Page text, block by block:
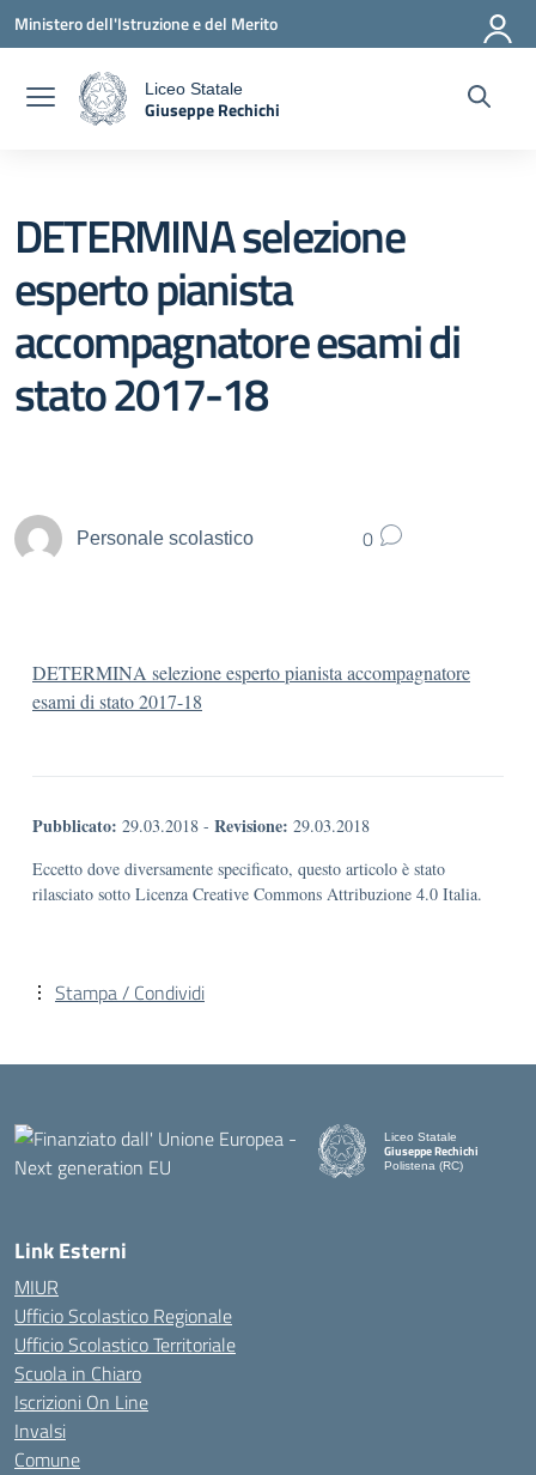
Vai ai contenuti
Vai al menu di navigazione
Vai al footer
Ministero dell'Istruzione e del Merito
Liceo Statale
Giuseppe Rechichi
DETERMINA selezione
esperto pianista
accompagnatore esami di
stato 2017-18
Personale scolastico 0
DETERMINA selezione esperto pianista accompagnatore
esami di stato 2017-18
Pubblicato: 29.03.2018 - Revisione: 29.03.2018
Eccetto dove diversamente specificato, questo articolo è stato
rilasciato sotto Licenza Creative Commons Attribuzione 4.0 Italia.
Stampa / Condividi
Liceo Statale
Giuseppe Rechichi
Polistena (RC)
Link Esterni
MIUR
Ufficio Scolastico Regionale
Ufficio Scolastico Territoriale
Scuola in Chiaro
Iscrizioni On Line
Invalsi
Comune